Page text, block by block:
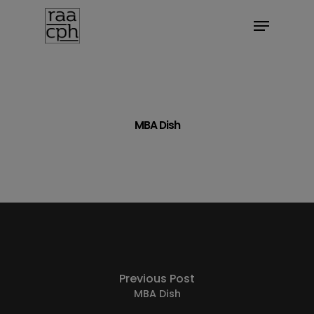
BOOK MØDE
MBA Dish
Previous Post
MBA Dish